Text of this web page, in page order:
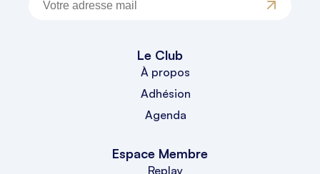
Le Club
À propos
Adhésion
Agenda
Espace Membre
Replay